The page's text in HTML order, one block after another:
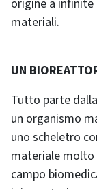
origine a
materiali.
UN
Tutto parte dalla
un organismo
uno scheletro
materiale
campo